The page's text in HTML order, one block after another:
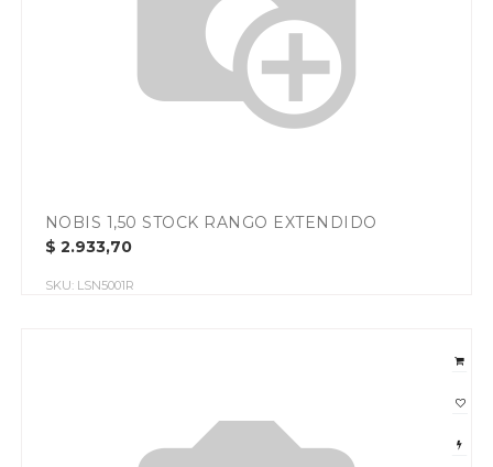
NOBIS 1,50 STOCK RANGO EXTENDIDO
$ 2.933,70
SKU: LSN5001R